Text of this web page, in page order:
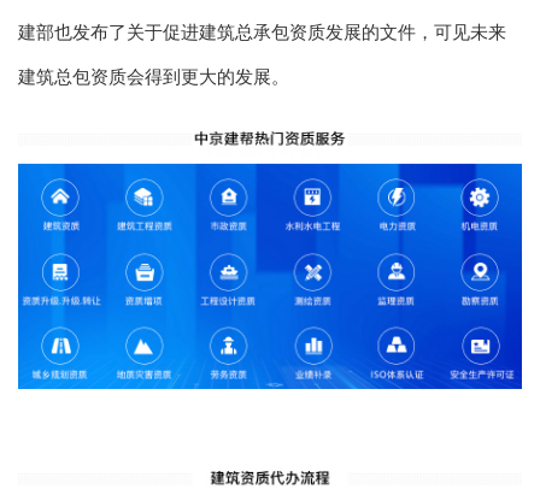
建部也发布了关于促进建筑总承包资质发展的文件，可见未来
建筑总包资质会得到更大的发展。